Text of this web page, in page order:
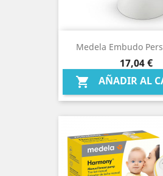
Medela Embudo
Precio
17,04 €
 AÑADIR AL